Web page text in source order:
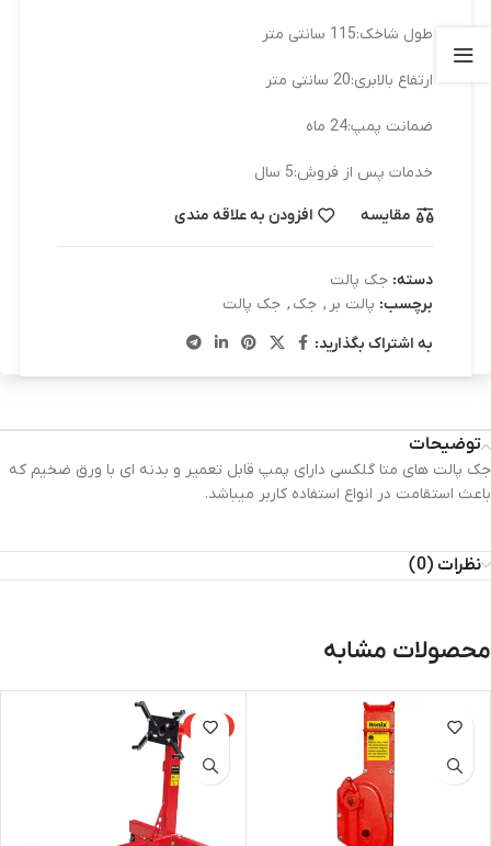
طول شاخک:115 سانتی متر
ارتفاع بالابری:20 سانتی متر
ضمانت پمپ:24 ماه
خدمات پس از فروش:5 سال
مقایسه افزودن به علاقه مندی
دسته: جک پالت
برچسب: پالت بر , جک , جک پالت
به اشتراک بگذارید:
توضیحات
جک پالت های متا گلکسی دارای پمپ قابل تعمیر و بدنه ای با ورق ضخیم که
باعث استقامت در انواع استفاده کاربر میباشد.
نظرات (0)
محصولات مشابه
-15%